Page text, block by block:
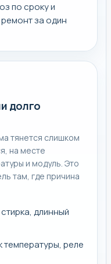
по сроку и
за один
долго
тянется слишком
на месте
и модуль. Это
там, где причина
длинный
реле